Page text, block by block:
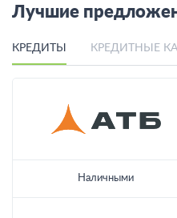
Лучшие
КРЕДИТЫ КРЕДИТНЫЕ
Наличными